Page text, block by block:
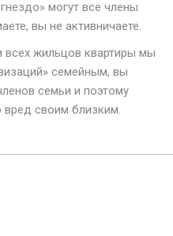
могут все члены
вы не активничаете.
жильцов квартиры мы
семейным, вы
семьи и поэтому
вред своим близким.